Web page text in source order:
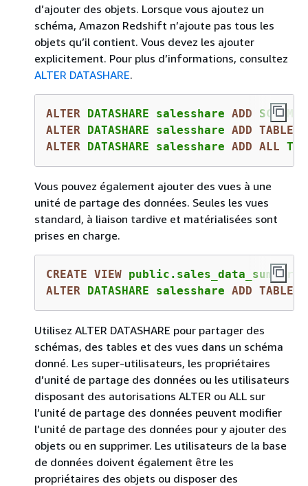
d’ajouter des objets. Lorsque vous ajoutez un
schéma, Amazon Redshift n’ajoute pas tous les
objets qu’il contient. Vous devez les ajouter
explicitement. Pour plus d’informations, consultez
ALTER DATASHARE.
ALTER DATASHARE salesshare ADD
ALTER DATASHARE salesshare ADD TABLE
ALTER DATASHARE salesshare ADD ALL
Vous pouvez également ajouter des vues à une
unité de partage des données. Seules les vues
standard, à liaison tardive et matérialisées sont
prises en charge.
CREATE VIEW
ALTER DATASHARE salesshare ADD TABLE
Utilisez ALTER DATASHARE pour partager des
schémas, des tables et des vues dans un schéma
donné. Les super-utilisateurs, les propriétaires
d’unité de partage des données ou les utilisateurs
disposant des autorisations ALTER ou ALL sur
l’unité de partage des données peuvent modifier
l’unité de partage des données pour y ajouter des
objets ou en supprimer. Les utilisateurs de la base
de données doivent également être les
propriétaires des objets ou disposer des